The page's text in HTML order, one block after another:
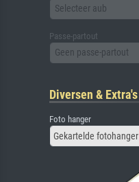
Selecteer aub
Passe-partout
Geen passe-partout
Diversen & Extra's
Foto hanger
Gekartelde fotohanger